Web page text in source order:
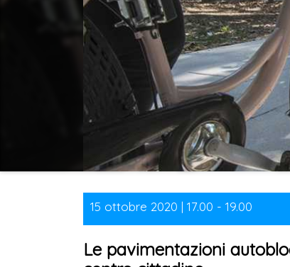
15 ottobre 2020 | 17.00 - 19.00
Le pavimentazioni